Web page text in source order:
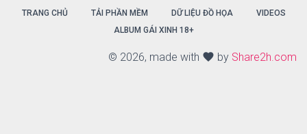
TRANG CHỦ TẢI PHẦN MỀM DỮ LIỆU ĐỒ HỌA
VIDEOS
ALBUM GÁI XINH 18+
© 2026, made with favorite by Share2h.com